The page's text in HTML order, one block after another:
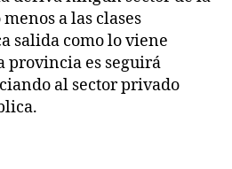
a las clases
salida como lo viene
provincia es seguirá
al sector privado